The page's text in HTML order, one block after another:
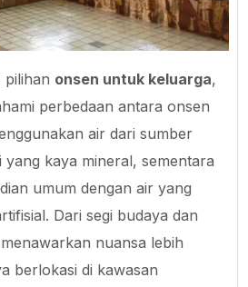
pilihan onsen untuk keluarga,
perbedaan antara onsen
air dari sumber
yang kaya mineral, sementara
umum dengan air yang
Dari segi budaya dan
nuansa lebih
berlokasi di kawasan